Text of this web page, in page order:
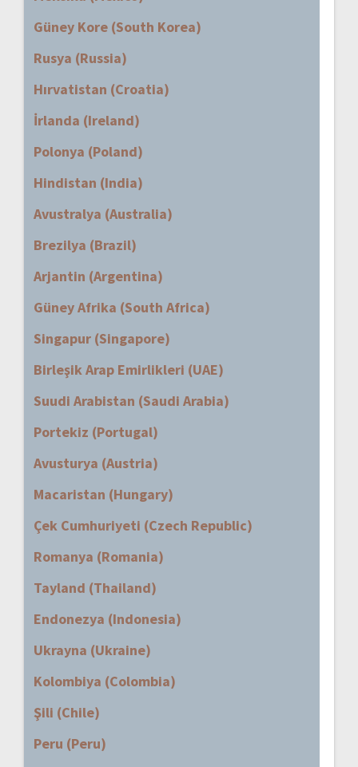
Güney Kore (South Korea)
Rusya (Russia)
Hırvatistan (Croatia)
İrlanda (Ireland)
Polonya (Poland)
Hindistan (India)
Avustralya (Australia)
Brezilya (Brazil)
Arjantin (Argentina)
Güney Afrika (South Africa)
Singapur (Singapore)
Birleşik Arap Emirlikleri (UAE)
Suudi Arabistan (Saudi Arabia)
Portekiz (Portugal)
Avusturya (Austria)
Macaristan (Hungary)
Çek Cumhuriyeti (Czech Republic)
Romanya (Romania)
Tayland (Thailand)
Endonezya (Indonesia)
Ukrayna (Ukraine)
Kolombiya (Colombia)
Şili (Chile)
Peru (Peru)